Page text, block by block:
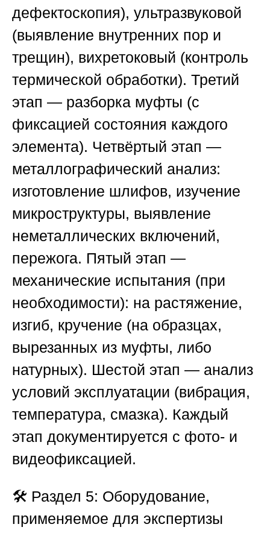
дефектоскопия), ультразвуковой
(выявление внутренних пор и
трещин), вихретоковый (контроль
термической обработки). Третий
этап — разборка муфты (с
фиксацией состояния каждого
элемента). Четвёртый этап —
металлографический анализ:
изготовление шлифов, изучение
микроструктуры, выявление
неметаллических включений,
пережога. Пятый этап —
механические испытания (при
необходимости): на растяжение,
изгиб, кручение (на образцах,
вырезанных из муфты, либо
натурных). Шестой этап — анализ
условий эксплуатации (вибрация,
температура, смазка). Каждый
этап документируется с фото- и
видеофиксацией.
🛠️ Раздел 5: Оборудование,
применяемое для экспертизы